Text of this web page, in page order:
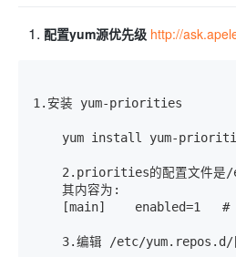
配置yum源优先级 http://
1.安装 yum-priorities
yum install yum-
2.priorities的配置文件是/
其内容为:
[main]    enabled=1   # 0
3.编辑 /etc/yum.repos.d/目